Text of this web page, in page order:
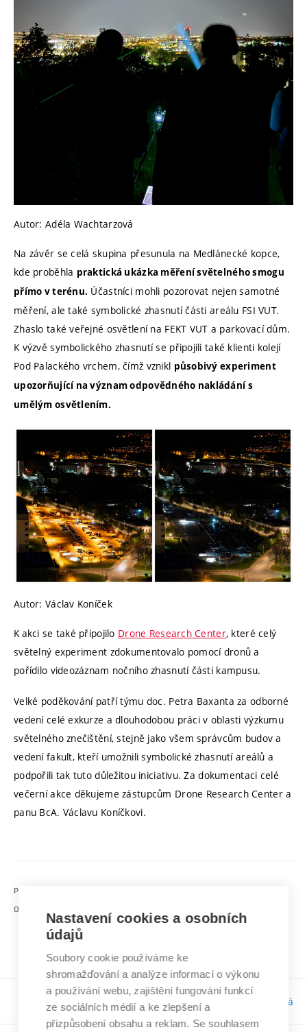
Autor: Adéla Wachtarzová
Na závěr se celá skupina přesunula na Medlánecké kopce,
kde proběhla praktická ukázka měření světelného smogu
přímo v terénu. Účastníci mohli pozorovat nejen samotné
měření, ale také symbolické zhasnutí části areálu FSI VUT.
Zhaslo také veřejné osvětlení na FEKT VUT a parkovací dům.
K výzvě symbolického zhasnutí se připojili také klienti kolejí
Pod Palackého vrchem, čímž vznikl působivý experiment
upozorňující na význam odpovědného nakládání s
umělým osvětlením.
Autor: Václav Koníček
K akci se také připojilo Drone Research Center, které celý
světelný experiment zdokumentovalo pomocí dronů a
pořídilo videozáznam nočního zhasnutí části kampusu.
Velké poděkování patří týmu doc. Petra Baxanta za odborné
vedení celé exkurze a dlouhodobou práci v oblasti výzkumu
světelného znečištění, stejně jako všem správcům budov a
vedení fakult, kteří umožnili symbolické zhasnutí areálů a
podpořili tak tuto důležitou iniciativu. Za dokumentaci celé
večerní akce děkujeme zástupcům Drone Research Center a
panu BcA. Václavu Koníčkovi.
PUBLIKOVÁNO
ODKAZ
vzdelani/f163596/d326605
Odpovědnost:Bc. Tereza Kučerová
Nastavení cookies a osobních
údajů
Soubory cookie používáme ke
shromažďování a analýze informací o výkonu
a používání webu, zajištění fungování funkcí
ze sociálních médií a ke zlepšení a
přizpůsobení obsahu a reklam. Se souhlasem